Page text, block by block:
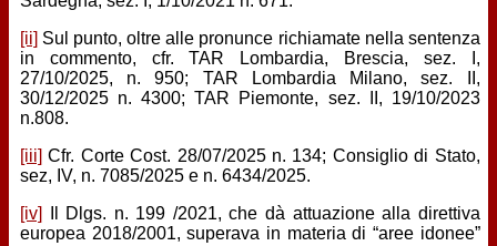
[ii] Sul punto, oltre alle pronunce richiamate nella sentenza
in commento, cfr. TAR Lombardia, Brescia, sez. I,
27/10/2025, n. 950; TAR Lombardia Milano, sez. II,
30/12/2025 n. 4300; TAR Piemonte, sez. II, 19/10/2023
n.808.
[iii] Cfr. Corte Cost. 28/07/2025 n. 134; Consiglio di Stato,
sez, IV, n. 7085/2025 e n. 6434/2025.
[iv]
Il Dlgs. n. 199 /2021, che dà attuazione alla direttiva
europea 2018/2001, superava in materia di “aree idonee”